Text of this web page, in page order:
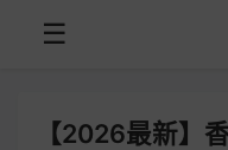
☰
【2026最新】